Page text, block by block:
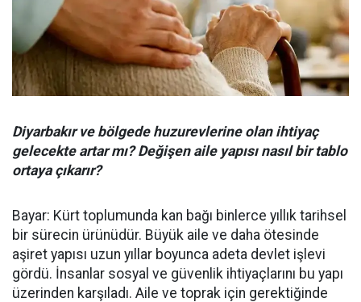
Diyarbakır ve bölgede huzurevlerine olan ihtiyaç
gelecekte artar mı? Değişen aile yapısı nasıl bir tablo
ortaya çıkarır?
Bayar: Kürt toplumunda kan bağı binlerce yıllık tarihsel
bir sürecin ürünüdür. Büyük aile ve daha ötesinde
aşiret yapısı uzun yıllar boyunca adeta devlet işlevi
gördü. İnsanlar sosyal ve güvenlik ihtiyaçlarını bu yapı
üzerinden karşıladı. Aile ve toprak için gerektiğinde